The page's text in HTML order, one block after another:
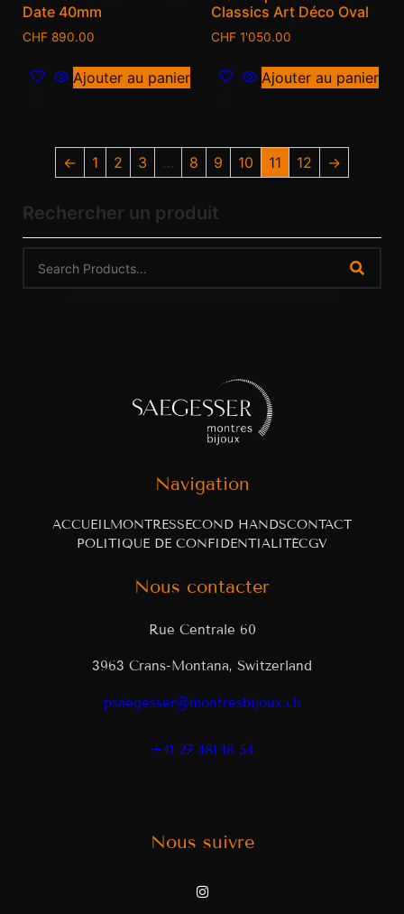
Date 40mm
CHF 890.00
Ajouter au panier
Classics Art Déco Oval
CHF 1'050.00
Ajouter au panier
← 1 2 3 … 8 9 10 11 12 →
Rechercher un produit
Navigation
ACCUEILMONTRESSECOND HANDSCONTACT
POLITIQUE DE CONFIDENTIALITÉCGV
Nous contacter
Rue Centrale 60
3963 Crans-Montana, Switzerland
psaegesser@montresbijoux.ch
+41 27 481 18 54
Nous suivre